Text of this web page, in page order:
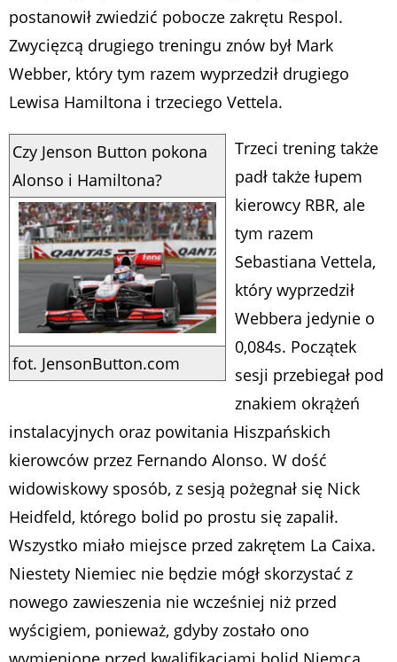
postanowił zwiedzić pobocze zakrętu Respol.
Zwycięzcą drugiego treningu znów był Mark
Webber, który tym razem wyprzedził drugiego
Lewisa Hamiltona i trzeciego Vettela.
Czy Jenson Button pokona
Alonso i Hamiltona?
fot. JensonButton.com
Trzeci trening także
padł także łupem
kierowcy RBR, ale
tym razem
Sebastiana Vettela,
który wyprzedził
Webbera jedynie o
0,084s. Początek
sesji przebiegał pod
znakiem okrążeń
instalacyjnych oraz powitania Hiszpańskich
kierowców przez Fernando Alonso. W dość
widowiskowy sposób, z sesją pożegnał się Nick
Heidfeld, którego bolid po prostu się zapalił.
Wszystko miało miejsce przed zakrętem La Caixa.
Niestety Niemiec nie będzie mógł skorzystać z
nowego zawieszenia nie wcześniej niż przed
wyścigiem, ponieważ, gdyby zostało ono